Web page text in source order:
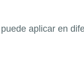
aplicar en